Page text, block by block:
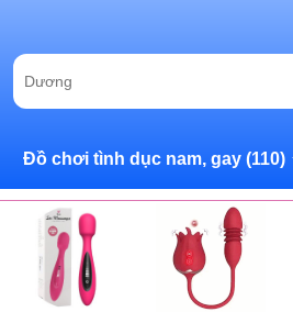
đợi bạn
Đồ chơi tình dục nam, gay (110)